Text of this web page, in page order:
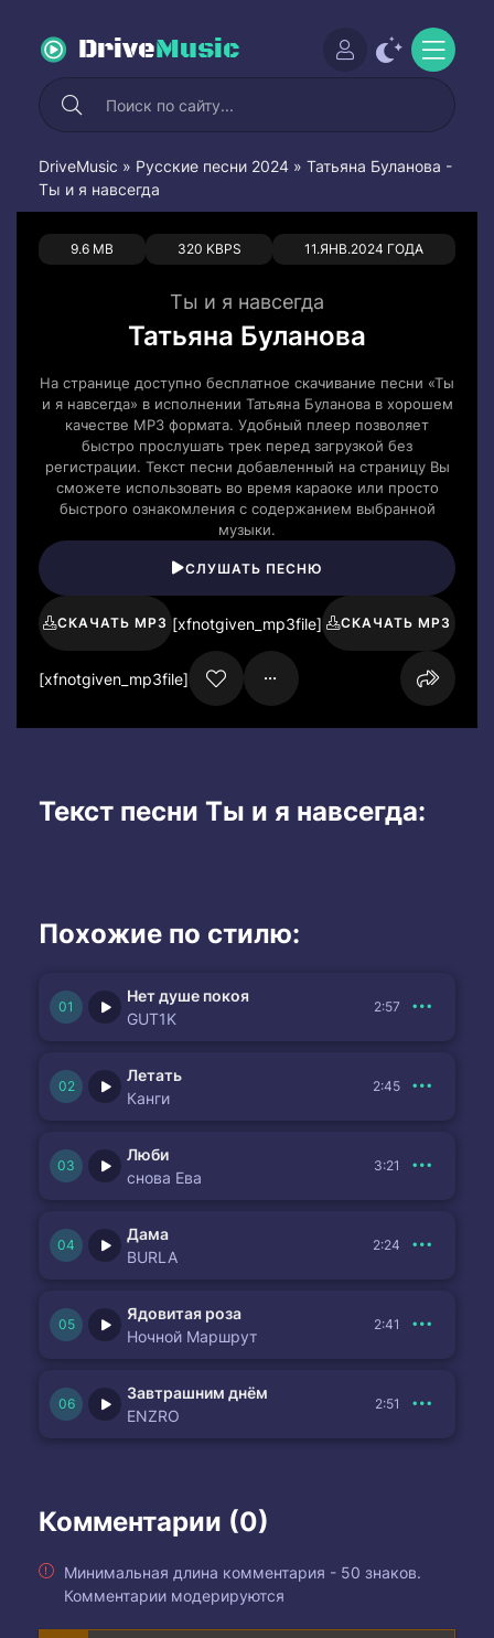
DriveMusic
DriveMusic » Русские песни 2024 » Татьяна Буланова -
Ты и я навсегда
9.6 MB 320 KBPS 11.ЯНВ.2024 ГОДА
0 0
Ты и я навсегда
Татьяна Буланова
На странице доступно бесплатное скачивание песни «Ты
и я навсегда» в исполнении Татьяна Буланова в хорошем
качестве MP3 формата. Удобный плеер позволяет
быстро прослушать трек перед загрузкой без
регистрации. Текст песни добавленный на страницу Вы
сможете использовать во время караоке или просто
быстрого ознакомления с содержанием выбранной
музыки.
СЛУШАТЬ ПЕСНЮ
СКАЧАТЬ MP3 [xfnotgiven_mp3file] СКАЧАТЬ MP3
[xfnotgiven_mp3file]
Текст песни Ты и я навсегда:
Похожие по стилю:
Нет душе покоя
GUT1K
2:57
Летать
Канги
2:45
Люби
снова Ева
3:21
Дама
BURLA
2:24
Ядовитая роза
Ночной Маршрут
2:41
Завтрашним днём
ENZRO
2:51
Комментарии (0)
Минимальная длина комментария - 50 знаков.
Комментарии модерируются